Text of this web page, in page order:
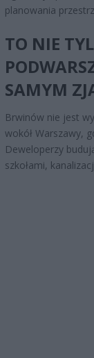
planowania
TO NIE
SAMYM
Brwinów nie jest
wokół Warszawy,
Deweloperzy
szkołami,